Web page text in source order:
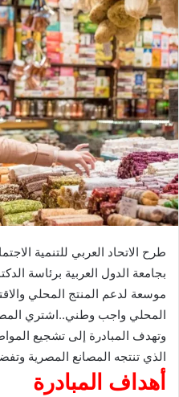
طرح الاتحاد العربي للتنمية
بجامعة الدول العربية برئاسة
موسعة لدعم المنتج المحلي
المحلي واجب وطني..اشتري
وتهدف المبادرة إلى تشجيع
الذي تنتجه المصانع المصرية
أهداف المبادرة